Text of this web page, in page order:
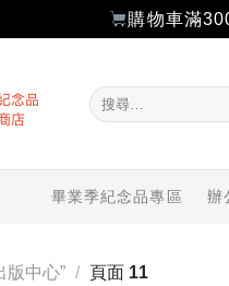
購物車滿
搜
尋
畢業季紀念品專區 辦
版中心” / 頁面 11